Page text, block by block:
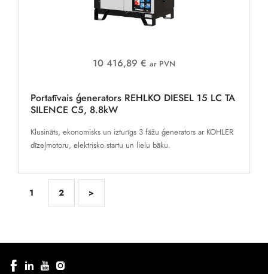
10 416,89 € ar PVN
Portatīvais ģenerators REHLKO DIESEL 15 LC TA
SILENCE C5, 8.8kW
Klusināts, ekonomisks un izturīgs 3 fāžu ģenerators ar KOHLER
dīzeļmotoru, elektrisko startu un lielu bāku.
1 2 >